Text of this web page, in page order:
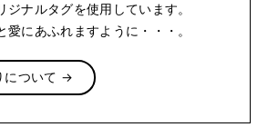
ジナルタグを使用しています。
愛にあふれますように・・・。
について →